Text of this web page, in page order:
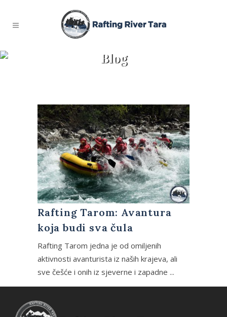
Blog
Rafting Tarom: Avantura
koja budi sva čula
Rafting Tarom jedna je od omiljenih
aktivnosti avanturista iz naših krajeva, ali
sve češće i onih iz sjeverne i zapadne ...